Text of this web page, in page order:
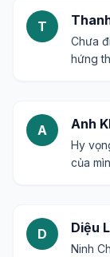
T
Chưa
hứng
A Anh
Hy
của
D Diệu
Ninh